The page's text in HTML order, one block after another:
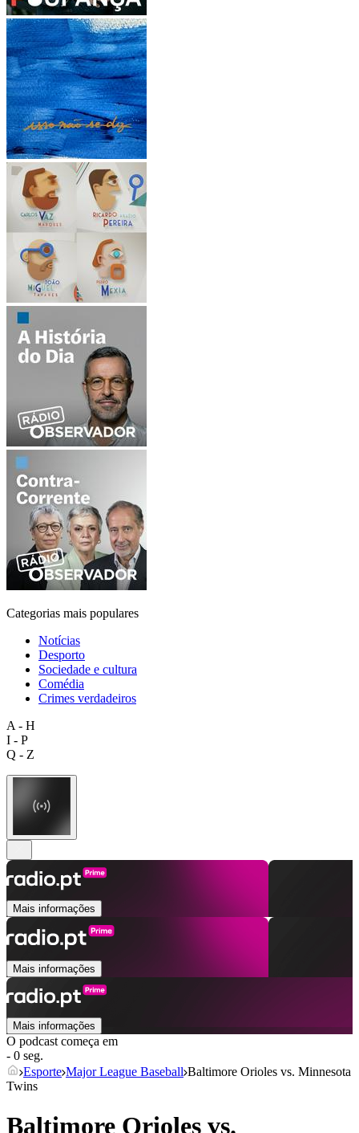
Categorias mais populares
Notícias
Desporto
Sociedade e cultura
Comédia
Crimes verdadeiros
A - H
I - P
Q - Z
Mais informações
Mais informações
Mais informações
O podcast começa em
- 0 seg.
Esporte Major League Baseball Baltimore Orioles vs. Minnesota
Twins
Baltimore Orioles vs.